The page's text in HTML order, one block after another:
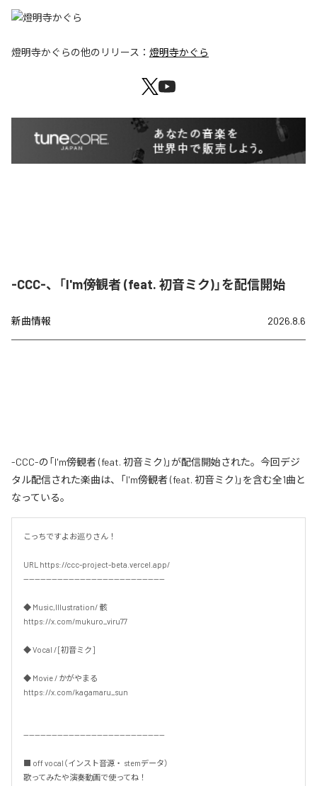
燈明寺かぐらの他のリリース： 燈明寺かぐら
-CCC-、「I'm傍観者 (feat. 初音ミク)」を配信開始
新曲情報 2026.8.6
-CCC-の「I'm傍観者 (feat. 初音ミク)」が配信開始された。今回デジ
タル配信された楽曲は、「I'm傍観者 (feat. 初音ミク)」を含む全1曲と
なっている。
こっちですよお巡りさん！
URL https://ccc-project-beta.vercel.app/
--------------------------------------------------
◆ Music,Illustration/ 骸
https://x.com/mukuro_viru77
◆ Vocal / [初音ミク]
◆ Movie / かがやまる
https://x.com/kagamaru_sun
--------------------------------------------------
■ off vocal（インスト音源・ stemデータ）
歌ってみたや演奏動画で使ってね！